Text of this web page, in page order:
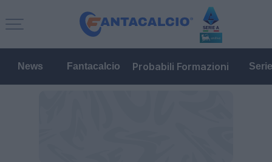
News Fantacalcio Probabili Formazioni